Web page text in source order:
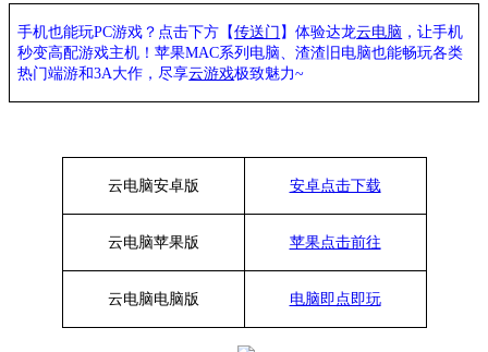
手机也能玩PC游戏？点击下方【传送门 】体验达龙云电脑 ，让手机
秒变高配游戏主机 ！苹果MAC系列电脑、渣渣旧电脑也能畅玩各类
热门端游和3A大作， 尽享云游戏极致魅力~
云电脑安卓版 安卓点击下载
云电脑苹果版 苹果点击前往
云电脑电脑版 电脑即点即玩